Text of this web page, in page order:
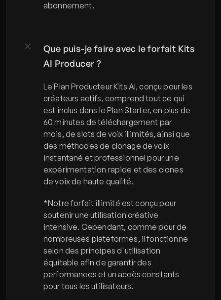
abonnement.
Que puis-je faire avec le forfait Kits
AI Producer ?
Le Plan Producteur Kits AI, conçu pour les
créateurs actifs, comprend tout ce qui
est inclus dans le Plan Starter, en plus de
60 minutes de téléchargement par
mois, de slots de voix illimités, ainsi que
des méthodes de clonage de voix
instantané et professionnel pour une
expérimentation rapide et des clones
de voix de haute qualité.
*Notre forfait illimité est conçu pour
soutenir une utilisation créative
intensive. Cependant, comme pour de
nombreuses plateformes, il fonctionne
selon des principes d'utilisation
équitable afin de garantir des
performances et un accès constants
pour tous les utilisateurs.